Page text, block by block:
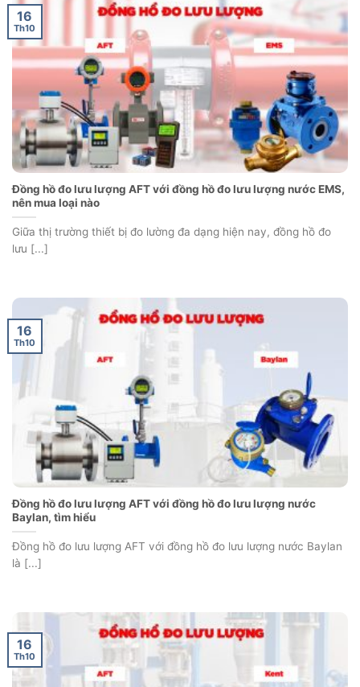
Đồng hồ đo lưu lượng AFT với đồng hồ đo lưu lượng nước EMS,
nên mua loại nào
Giữa thị trường thiết bị đo lường đa dạng hiện nay, đồng hồ đo
lưu [...]
16
Th10
Đồng hồ đo lưu lượng AFT với đồng hồ đo lưu lượng nước
Baylan, tìm hiểu
Đồng hồ đo lưu lượng AFT với đồng hồ đo lưu lượng nước Baylan
là [...]
16
Th10
16
Th10